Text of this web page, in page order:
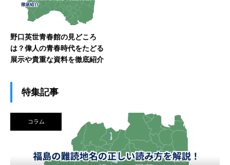
野口英世青春館の見どころ
は？偉人の青春時代をたどる
展示や貴重な資料を徹底紹介
特集記事
コラム